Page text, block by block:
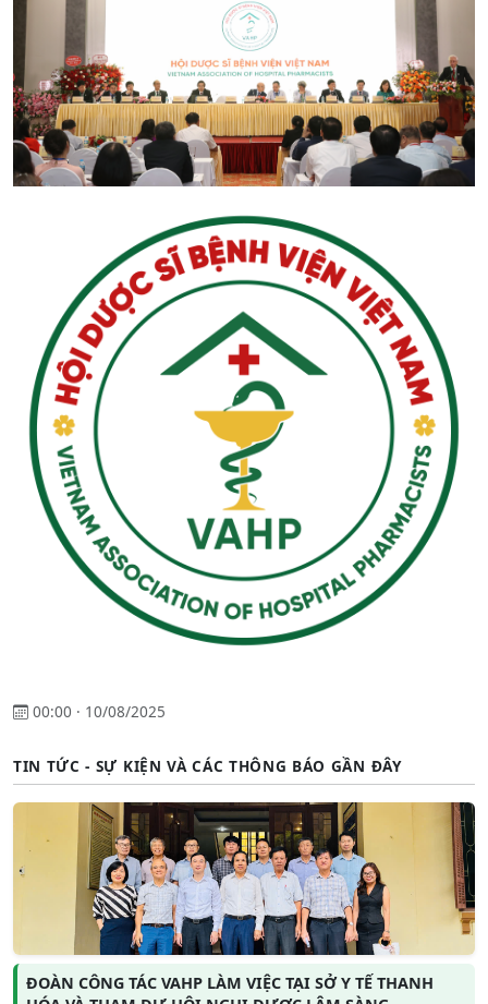
00:00 · 10/08/2025
TIN TỨC - SỰ KIỆN VÀ CÁC THÔNG BÁO GẦN ĐÂY
ĐOÀN CÔNG TÁC VAHP LÀM VIỆC TẠI SỞ Y TẾ THANH